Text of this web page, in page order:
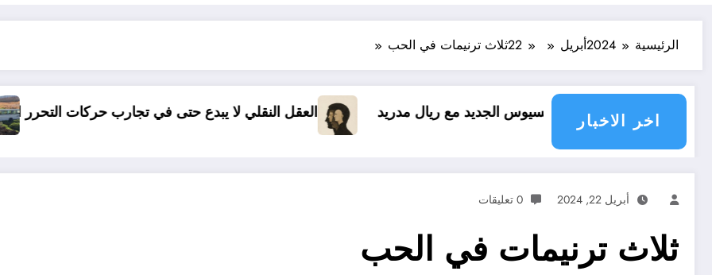
الرئيسية 2024أبريل 22ثلاث ترنيمات في الحب
اخر الاخبار
مع ريال مدريد العقل النقلي لا يبدع حتى في تجارب حركات التحرر الوطني06 وفيات و إصابة 25 جريح في حادث مرور بقسنطينة
أبريل 22, 2024 0 تعليقات
ثلاث ترنيمات في الحب